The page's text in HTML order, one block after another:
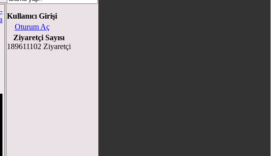
Kullanıcı Girişi
Oturum Aç
Ziyaretçi Sayısı
189611102 Ziyaretçi